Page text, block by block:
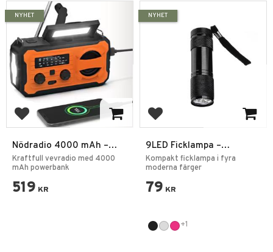
Add to favorites
Nödradio 4000 mAh –
AM/FM Vevradio med
Solcell, Powerbank & LED
Kraftfull vevradio med 4000
mAh powerbank
519 KR
NYHET
Add to favorites
9LED Ficklampa –
Kompakt LED-lampa i flera
färger
Kompakt ficklampa i fyra
moderna färger
79 KR
NYHET
+1